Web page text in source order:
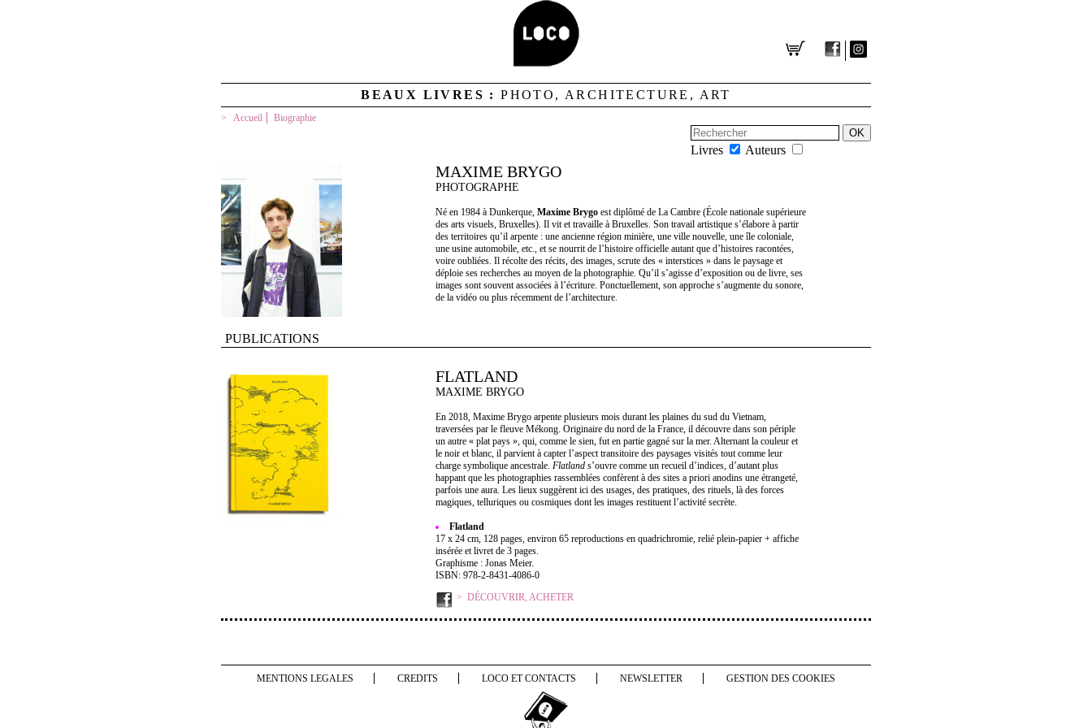
BEAUX LIVRES :PHOTO, ARCHITECTURE, ART
Accueil Biographie
Livres Auteurs
MAXIME BRYGO
PHOTOGRAPHE
Né en 1984 à Dunkerque, Maxime Brygo est diplômé de La Cambre (École nationale supérieure
des arts visuels, Bruxelles). Il vit et travaille à Bruxelles. Son travail artistique s’élabore à partir
des territoires qu’il arpente : une ancienne région minière, une ville nouvelle, une île coloniale,
une usine automobile, etc., et se nourrit de l’histoire officielle autant que d’histoires racontées,
voire oubliées. Il récolte des récits, des images, scrute des « interstices » dans le paysage et
déploie ses recherches au moyen de la photographie. Qu’il s’agisse d’exposition ou de livre, ses
images sont souvent associées à l’écriture. Ponctuellement, son approche s’augmente du sonore,
de la vidéo ou plus récemment de l’architecture.
PUBLICATIONS
FLATLAND
MAXIME BRYGO
En 2018, Maxime Brygo arpente plusieurs mois durant les plaines du sud du Vietnam,
traversées par le fleuve Mékong. Originaire du nord de la France, il découvre dans son périple
un autre « plat pays », qui, comme le sien, fut en partie gagné sur la mer. Alternant la couleur et
le noir et blanc, il parvient à capter l’aspect transitoire des paysages visités tout comme leur
charge symbolique ancestrale. Flatland s’ouvre comme un recueil d’indices, d’autant plus
happant que les photographies rassemblées confèrent à des sites a priori anodins une étrangeté,
parfois une aura. Les lieux suggèrent ici des usages, des pratiques, des rituels, là des forces
magiques, telluriques ou cosmiques dont les images restituent l’activité secrète.
Flatland
17 x 24 cm, 128 pages, environ 65 reproductions en quadrichromie, relié plein-papier + affiche
insérée et livret de 3 pages.
Graphisme : Jonas Meier.
ISBN: 978-2-8431-4086-0
DÉCOUVRIR, ACHETER
MENTIONS LEGALES CREDITS LOCO ET CONTACTS NEWSLETTER GESTION DES COOKIES